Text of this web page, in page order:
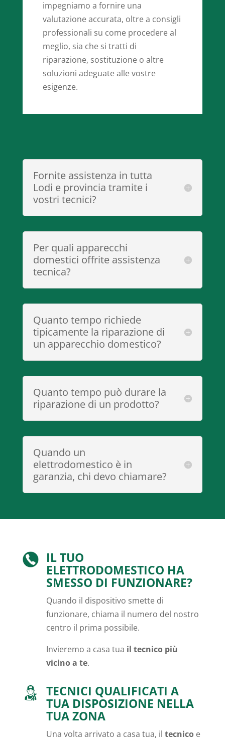
impegniamo a fornire una
valutazione accurata, oltre a consigli
professionali su come procedere al
meglio, sia che si tratti di
riparazione, sostituzione o altre
soluzioni adeguate alle vostre
esigenze.
Fornite assistenza in tutta
Lodi e provincia tramite i
vostri tecnici?
Per quali apparecchi
domestici offrite assistenza
tecnica?
Quanto tempo richiede
tipicamente la riparazione di
un apparecchio domestico?
Quanto tempo può durare la
riparazione di un prodotto?
Quando un
elettrodomestico è in
garanzia, chi devo chiamare?
IL TUO
ELETTRODOMESTICO HA
SMESSO DI FUNZIONARE?
Quando il dispositivo smette di
funzionare, chiama il numero del nostro
centro il prima possibile.
Invieremo a casa tua il tecnico più
vicino a te.
TECNICI QUALIFICATI A
TUA DISPOSIZIONE NELLA
TUA ZONA
Una volta arrivato a casa tua, il tecnicoe